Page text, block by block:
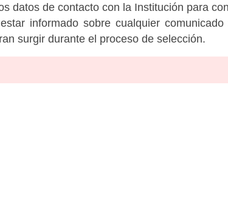
datos de contacto con la Institución para
informado sobre cualquier comunicado
surgir durante el proceso de selección.